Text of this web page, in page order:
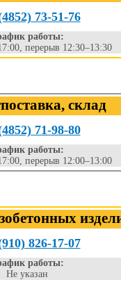
73-51-76
работы:
перерыв 12:30–13:30
склад
71-98-80
работы:
перерыв 12:00–13:00
826-17-07
работы:
Не указан